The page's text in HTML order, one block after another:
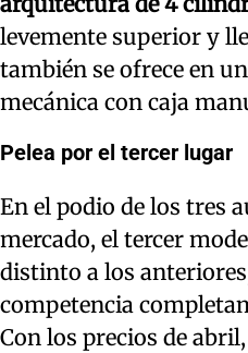
levemente superior y
también se ofrece en
mecánica con caja
Pelea por el tercer lugar
En el podio de los tres
mercado, el tercer
distinto a los
competencia
Con los precios de